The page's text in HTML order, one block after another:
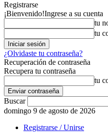
Registrarse
¡Bienvenido!Ingrese a su cuenta
tu
tu
¿Olvidaste tu contraseña?
Recuperación de contraseña
Recupera tu contraseña
tu
Buscar
domingo 9 de agosto de 2026
Registrarse / Unirse